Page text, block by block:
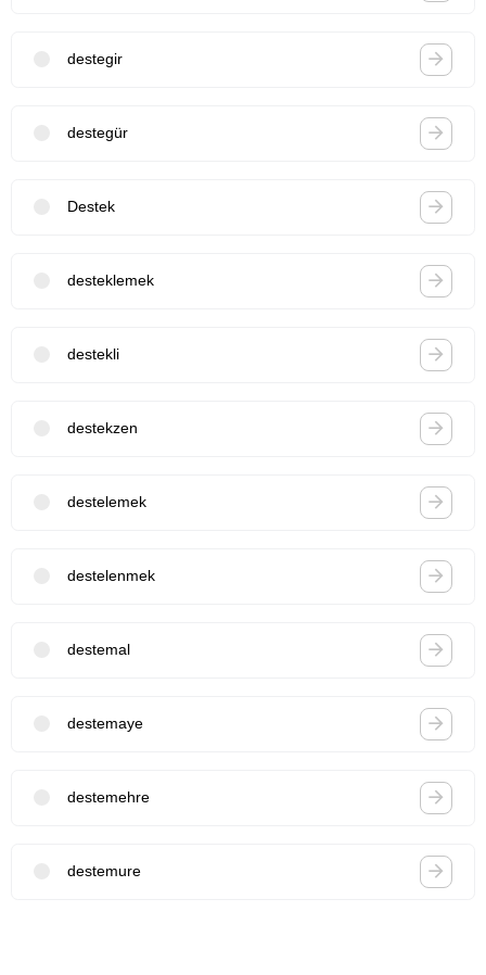
destegir
destegür
Destek
desteklemek
destekli
destekzen
destelemek
destelenmek
destemal
destemaye
destemehre
destemure